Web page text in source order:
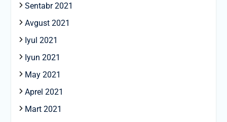
Sentabr 2021
Avgust 2021
Iyul 2021
Iyun 2021
May 2021
Aprel 2021
Mart 2021